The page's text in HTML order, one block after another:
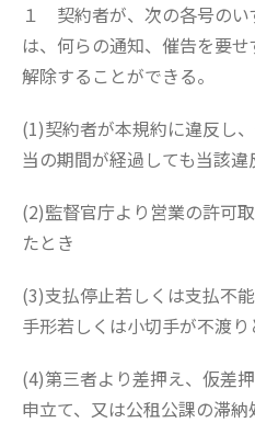
１ 契約者が、次の各号のい
は、何らの通知、催告を要
解除することができる。
(1)契約者が本規約に違反し
当の期間が経過しても当該
(2)監督官庁より営業の許可
たとき
(3)支払停止若しくは支払不
手形若しくは小切手が不渡
(4)第三者より差押え、仮差
申立て、又は公租公課の滞